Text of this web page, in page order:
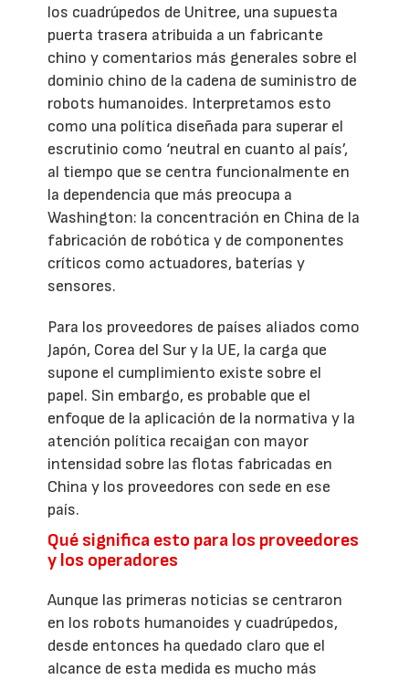
los cuadrúpedos de Unitree, una supuesta
puerta trasera atribuida a un fabricante
chino y comentarios más generales sobre el
dominio chino de la cadena de suministro de
robots humanoides. Interpretamos esto
como una política diseñada para superar el
escrutinio como ‘neutral en cuanto al país’,
al tiempo que se centra funcionalmente en
la dependencia que más preocupa a
Washington: la concentración en China de la
fabricación de robótica y de componentes
críticos como actuadores, baterías y
sensores.
Para los proveedores de países aliados como
Japón, Corea del Sur y la UE, la carga que
supone el cumplimiento existe sobre el
papel. Sin embargo, es probable que el
enfoque de la aplicación de la normativa y la
atención política recaigan con mayor
intensidad sobre las flotas fabricadas en
China y los proveedores con sede en ese
país.
Qué significa esto para los proveedores
y los operadores
Aunque las primeras noticias se centraron
en los robots humanoides y cuadrúpedos,
desde entonces ha quedado claro que el
alcance de esta medida es mucho más